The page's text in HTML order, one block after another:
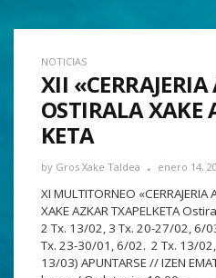
NOTICIAS
XII
OSTIRALA XAKE
KETA
by Gros Xake Taldea enero 14,
XI MULTITORNEO
XAKE AZKAR TXAPELKETA
2 Tx. 13/02, 3 Tx. 20-27/02, 6/
Tx. 23-30/01, 6/02. 2 Tx. 13/
13/03) APUNTARSE // IZEN